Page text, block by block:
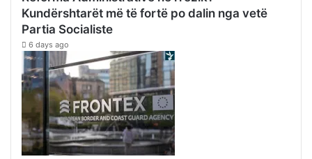
Kundërshtarët më të fortë po dalin nga vetë
Partia Socialiste
6 days ago